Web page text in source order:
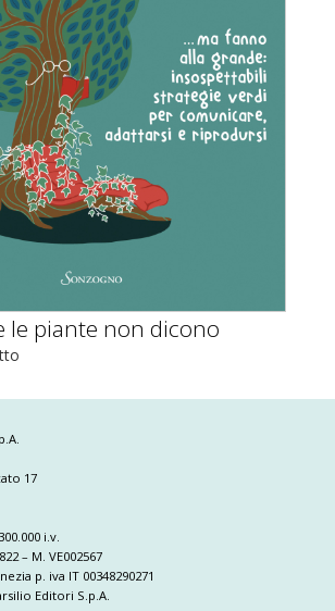
le piante non dicono
17
i.v.
– M. VE002567
p. iva IT 00348290271
Editori S.p.A.